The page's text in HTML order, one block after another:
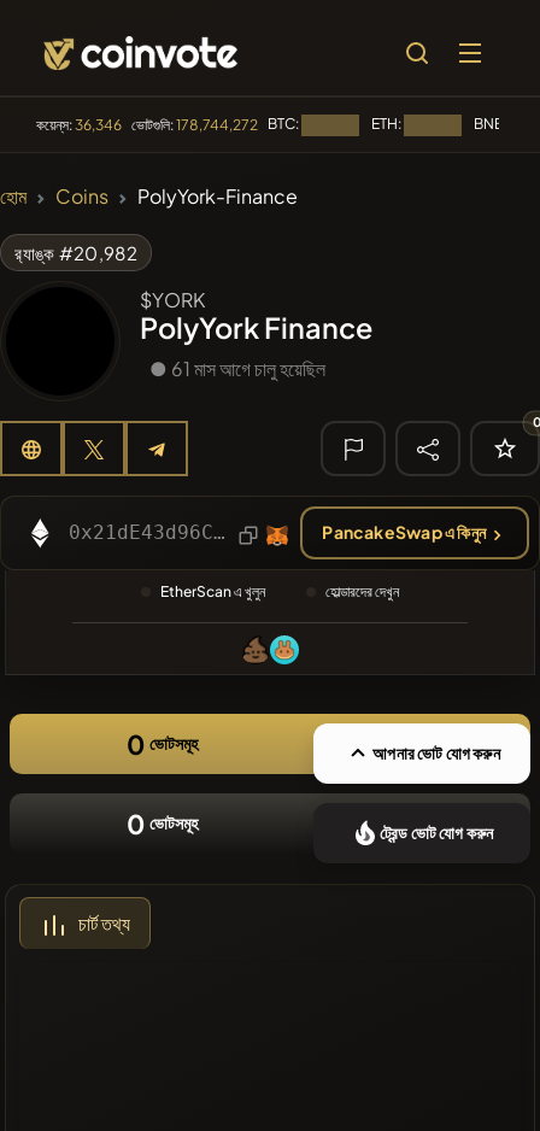
কয়েন্‌স:36,346 ভোটগুলি:178,744,272 BTC: ETH: BNB:
LIMOCOIN SWAP
#84
Sirtoken SIR
#2058
🔎 সাম্প্রতিক
অনুসন্ধান
❌সাম্প্রতিক
কোনো কয়েন নেই
হোম Coins PolyYork-Finance
র‌্যাঙ্ক #20,982
$YORK
PolyYork Finance
● 61 মাস আগে চালু হয়েছিল
0x21dE43d96CFddd203DA3352545E0054534776652 PancakeSwap এ কিনুন
EtherScan এ খুলুন হোল্ডারদের দেখুন
0 ভোটসমূহ আপনার ভোট যোগ করুন
0 ভোটসমূহ ট্রেন্ড ভোট যোগ করুন
চার্ট তথ্য